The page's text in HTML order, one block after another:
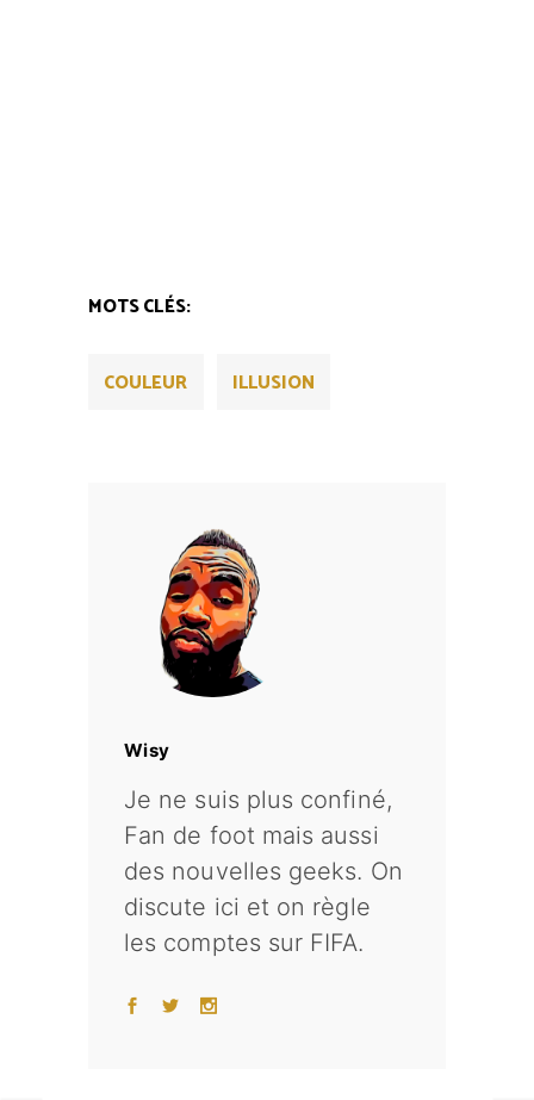
MOTS CLÉS:
COULEUR ILLUSION
Wisy
Je ne suis plus confiné,
Fan de foot mais aussi
des nouvelles geeks. On
discute ici et on règle
les comptes sur FIFA.